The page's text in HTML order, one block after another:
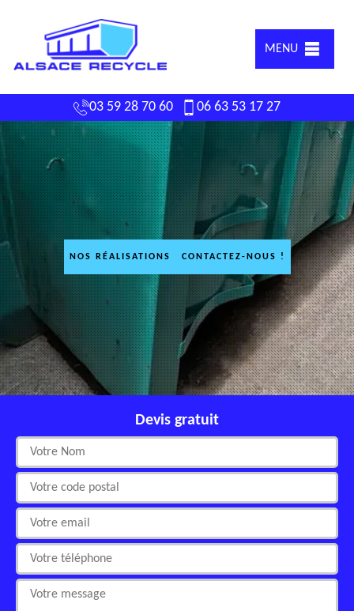
MENU
03 59 28 70 60 06 63 53 17 27
NOS RÉALISATIONS CONTACTEZ-NOUS !
Devis gratuit